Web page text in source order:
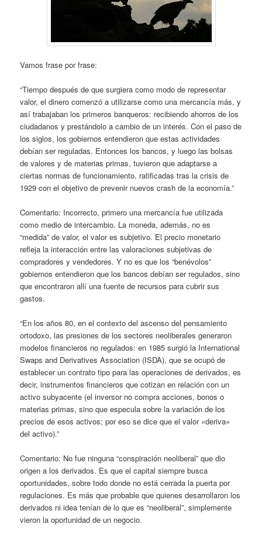
Vamos frase por frase:
“Tiempo después de que surgiera como modo de representar
valor, el dinero comenzó a utilizarse como una mercancía más, y
así trabajaban los primeros banqueros: recibiendo ahorros de los
ciudadanos y prestándolo a cambio de un interés. Con el paso de
los siglos, los gobiernos entendieron que estas actividades
debían ser reguladas. Entonces los bancos, y luego las bolsas
de valores y de materias primas, tuvieron que adaptarse a
ciertas normas de funcionamiento, ratificadas tras la crisis de
1929 con el objetivo de prevenir nuevos crash de la economía.”
Comentario: Incorrecto, primero una mercancía fue utilizada
como medio de intercambio. La moneda, además, no es
“medida” de valor, el valor es subjetivo. El precio monetario
refleja la interacción entre las valoraciones subjetivas de
compradores y vendedores. Y no es que los “benévolos”
gobiernos entendieron que los bancos debían ser regulados, sino
que encontraron allí una fuente de recursos para cubrir sus
gastos.
“En los años 80, en el contexto del ascenso del pensamiento
ortodoxo, las presiones de los sectores neoliberales generaron
modelos financieros no regulados: en 1985 surgió la International
Swaps and Derivatives Association (ISDA), que se ocupó de
establecer un contrato tipo para las operaciones de derivados, es
decir, instrumentos financieros que cotizan en relación con un
activo subyacente (el inversor no compra acciones, bonos o
materias primas, sino que especula sobre la variación de los
precios de esos activos; por eso se dice que el valor «deriva»
del activo).”
Comentario: No fue ninguna “conspiración neoliberal” que dio
origen a los derivados. Es que el capital siempre busca
oportunidades, sobre todo donde no está cerrada la puerta por
regulaciones. Es más que probable que quienes desarrollaron los
derivados ni idea tenían de lo que es “neoliberal”, simplemente
vieron la oportunidad de un negocio.